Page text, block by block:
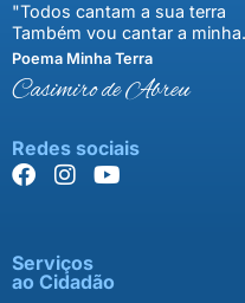
"Todos cantam a sua terra
Também vou cantar a
Poema Minha Terra
Casimiro de Abreu
Redes sociais
Serviços
ao Cidadão